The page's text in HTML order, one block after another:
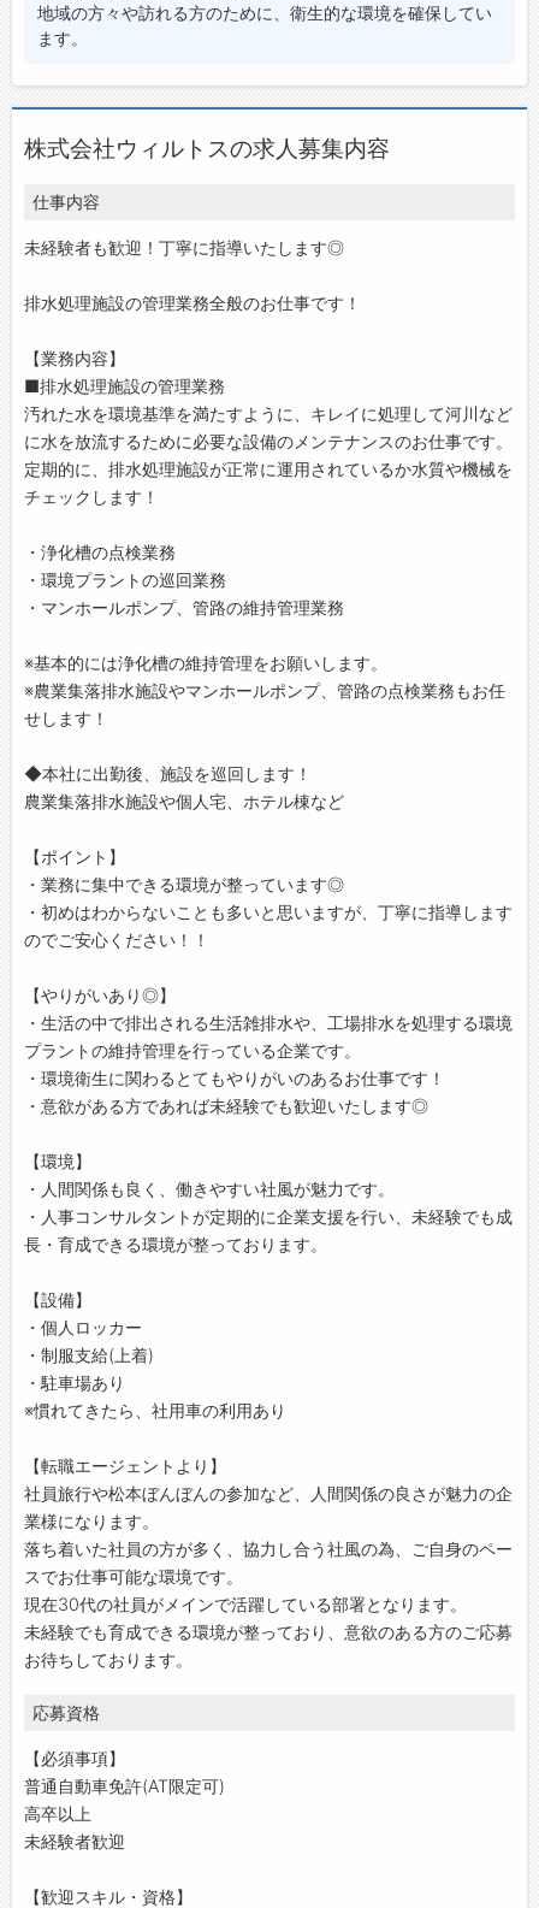
地域の方々や訪れる方のために、衛生的な環境を確保してい
ます。
株式会社ウィルトスの求人募集内容
仕事内容
未経験者も歓迎！丁寧に指導いたします◎
排水処理施設の管理業務全般のお仕事です！
【業務内容】
■排水処理施設の管理業務
汚れた水を環境基準を満たすように、キレイに処理して河川など
に水を放流するために必要な設備のメンテナンスのお仕事です。
定期的に、排水処理施設が正常に運用されているか水質や機械を
チェックします！
・浄化槽の点検業務
・環境プラントの巡回業務
・マンホールポンプ、管路の維持管理業務
※基本的には浄化槽の維持管理をお願いします。
※農業集落排水施設やマンホールポンプ、管路の点検業務もお任
せします！
◆本社に出勤後、施設を巡回します！
農業集落排水施設や個人宅、ホテル棟など
【ポイント】
・業務に集中できる環境が整っています◎
・初めはわからないことも多いと思いますが、丁寧に指導します
のでご安心ください！！
【やりがいあり◎】
・生活の中で排出される生活雑排水や、工場排水を処理する環境
プラントの維持管理を行っている企業です。
・環境衛生に関わるとてもやりがいのあるお仕事です！
・意欲がある方であれば未経験でも歓迎いたします◎
【環境】
・人間関係も良く、働きやすい社風が魅力です。
・人事コンサルタントが定期的に企業支援を行い、未経験でも成
長・育成できる環境が整っております。
【設備】
・個人ロッカー
・制服支給(上着)
・駐車場あり
※慣れてきたら、社用車の利用あり
【転職エージェントより】
社員旅行や松本ぼんぼんの参加など、人間関係の良さが魅力の企
業様になります。
落ち着いた社員の方が多く、協力し合う社風の為、ご自身のペー
スでお仕事可能な環境です。
現在30代の社員がメインで活躍している部署となります。
未経験でも育成できる環境が整っており、意欲のある方のご応募
お待ちしております。
応募資格
【必須事項】
普通自動車免許(AT限定可)
高卒以上
未経験者歓迎
【歓迎スキル・資格】